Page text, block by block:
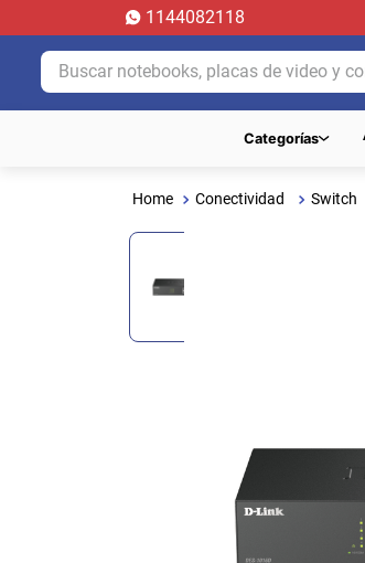
1144082118
Buscar notebooks, placas de video y
Categorías
Conectividad Switch